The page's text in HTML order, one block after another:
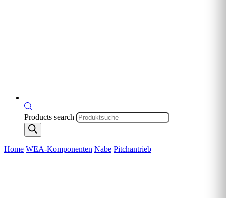
Products search
Home WEA-Komponenten Nabe Pitchantrieb